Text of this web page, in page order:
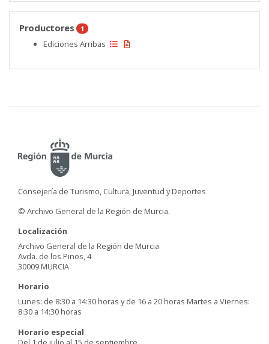
Productores 1
Ediciones Arribas
Consejería de Turismo, Cultura, Juventud y Deportes
© Archivo General de la Región de Murcia.
Localización
Archivo General de la Región de Murcia
Avda. de los Pinos, 4
30009 MURCIA
Horario
Lunes: de 8:30 a 14:30 horas y de 16 a 20 horas Martes a Viernes:
8:30 a 14:30 horas
Horario especial